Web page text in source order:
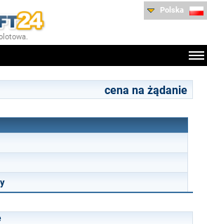
Polska
cena na żądanie